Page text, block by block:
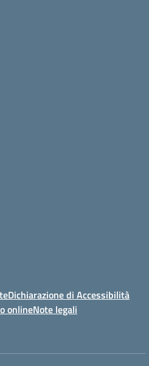
Dichiarazione di Accessibilità
onlineNote legali